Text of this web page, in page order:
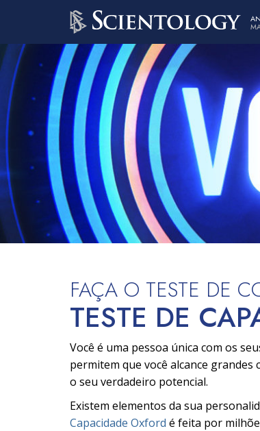
FAÇA O TESTE DE
TESTE DE
Você é uma pessoa única com os
permitem que você alcance
o seu verdadeiro potencial.
Existem elementos da sua
Capacidade Oxford é feita por